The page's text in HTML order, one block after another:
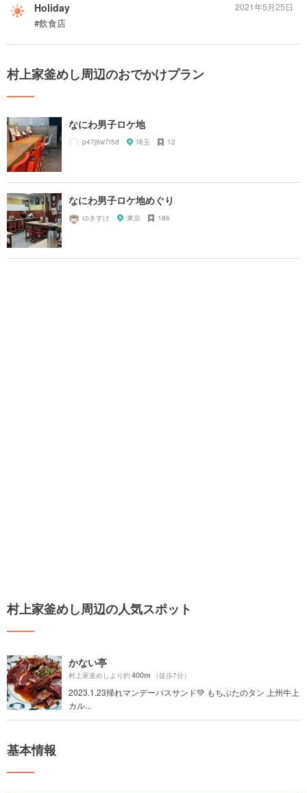
Holiday
#飲食店
2021年5月25日
村上家釜めし周辺のおでかけプラン
なにわ男子ロケ地
p47j9w7r5d 埼玉 12
なにわ男子ロケ地めぐり
ゆきすけ 東京 186
村上家釜めし周辺の人気スポット
かない亭
村上家釜めしより約400m （徒歩7分）
2023.1.23帰れマンデーバスサンド💚 もちぶたのタン 上州牛上
カル...
基本情報